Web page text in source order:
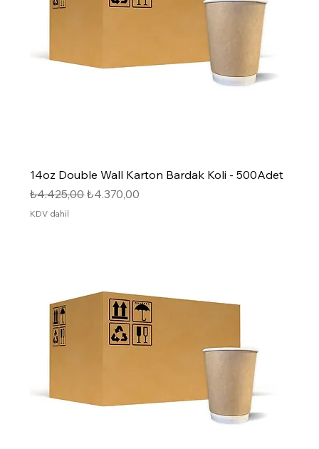
14oz Double Wall Karton Bardak Koli - 500Adet
Normal Fiyat
₺4.425,00İndirimli Fiyat
₺4.370,00
KDV dahil